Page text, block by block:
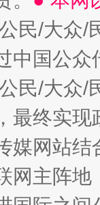
民/大众
中国公
民/大众
最终实
媒网站
网主阵